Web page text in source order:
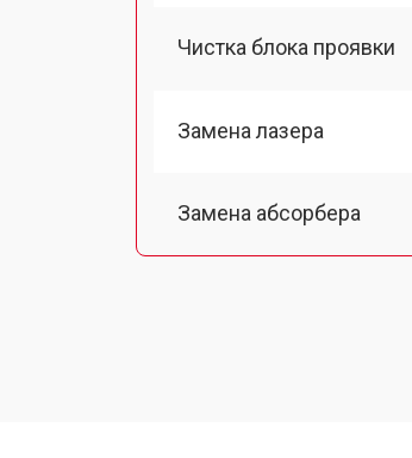
Чистка блока проявки
Замена лазера
Замена абсорбера